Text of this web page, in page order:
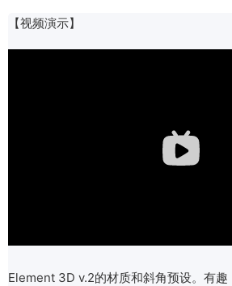
【视频演示】
Element 3D v.2的材质和斜角预设。有趣